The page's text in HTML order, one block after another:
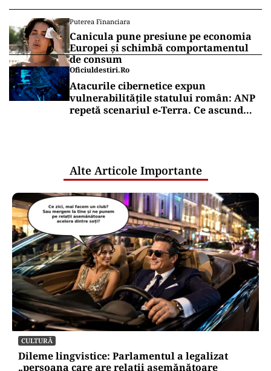
Anatomia unui eșec de achiziții
publice: firmele din spatele atacului
cibernetic de la ANCPI
EXCLUSIV
ANCHETE
Scandalul apartamentelor din
București ajunge la giganții
rezervărilor: Airbnb și Booking.com
nu al țărilor
Puterea Financiara
Canicula pune presiune pe economia
Europei și schimbă comportamentul
de consum
Oficiuldestiri.ro
Atacurile cibernetice expun
vulnerabilitățile statului român: ANP
repetă scenariul e‑Terra. Ce ascund
comunicările oficiale și cine răspunde
pentru mentenanța IT a instituțiilor
publice
Alte Articole Importante